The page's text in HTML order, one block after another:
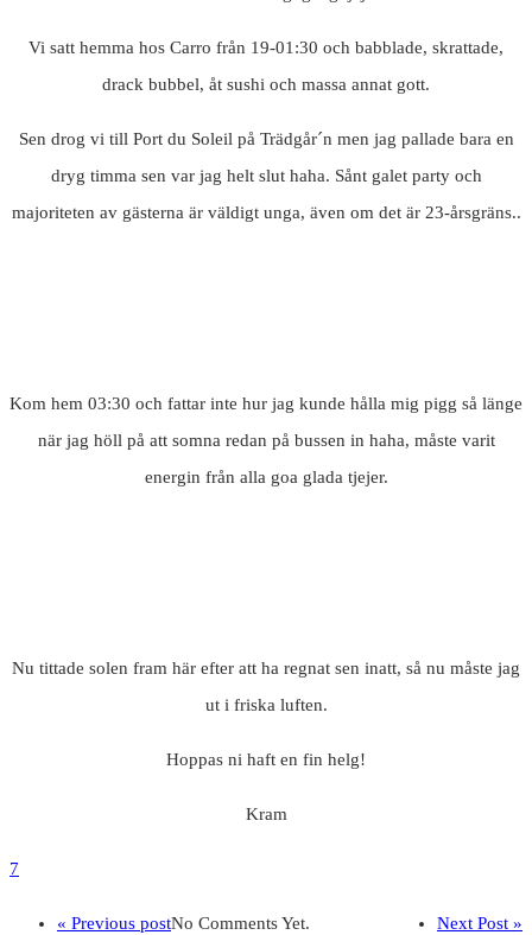
Vi satt hemma hos Carro från 19-01:30 och babblade, skrattade,
drack bubbel, åt sushi och massa annat gott.
Sen drog vi till Port du Soleil på Trädgår´n men jag pallade bara en
dryg timma sen var jag helt slut haha. Sånt galet party och
majoriteten av gästerna är väldigt unga, även om det är 23-årsgräns..
Kom hem 03:30 och fattar inte hur jag kunde hålla mig pigg så länge
när jag höll på att somna redan på bussen in haha, måste varit
energin från alla goa glada tjejer.
Nu tittade solen fram här efter att ha regnat sen inatt, så nu måste jag
ut i friska luften.
Hoppas ni haft en fin helg!
Kram
7
« Previous post Next Post »
No Comments Yet.